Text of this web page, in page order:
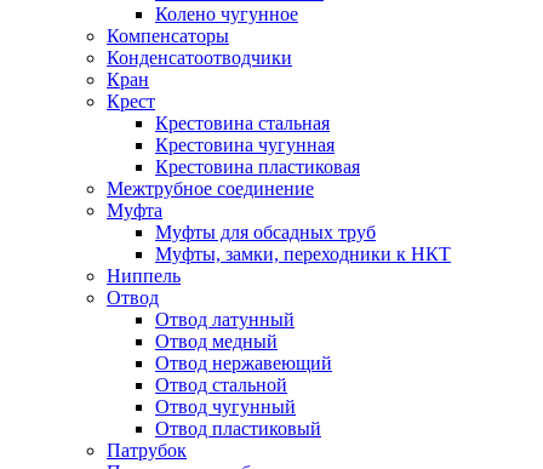
Колено чугунное
Компенсаторы
Конденсатоотводчики
Кран
Крест
Крестовина стальная
Крестовина чугунная
Крестовина пластиковая
Межтрубное соединение
Муфта
Муфты для обсадных труб
Муфты, замки, переходники к НКТ
Ниппель
Отвод
Отвод латунный
Отвод медный
Отвод нержавеющий
Отвод стальной
Отвод чугунный
Отвод пластиковый
Патрубок